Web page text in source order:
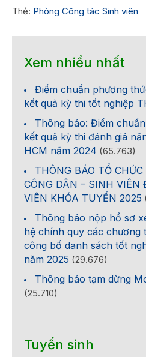
Thẻ: Phòng Công tác Sinh viên
Xem nhiều nhất
Điểm chuẩn phương
kết quả kỳ thi tốt nghiệp
Thông báo: Điểm
kết quả kỳ thi đánh giá
HCM năm 2024 (65.763)
THÔNG BÁO TỔ
CÔNG DÂN – SINH VIÊN
VIÊN KHÓA TUYỂN 2025
Thông báo nộp hồ sơ
hệ chính quy các chương
công bố danh sách tốt
năm 2025 (29.676)
Thông báo tạm dừng
(25.710)
Tuyển sinh